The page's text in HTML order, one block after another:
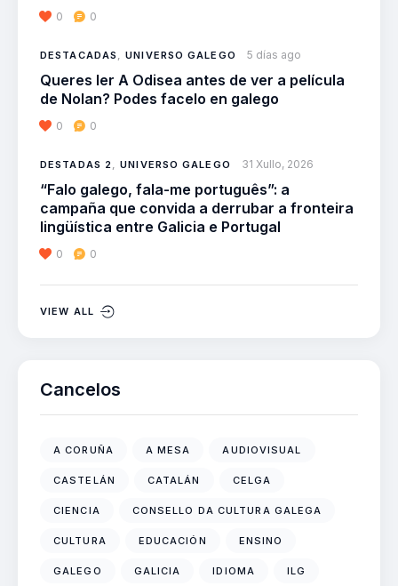
0 0
DESTACADAS ,UNIVERSO GALEGO 5 días ago
Queres ler A Odisea antes de ver a película
de Nolan? Podes facelo en galego
0 0
DESTADAS 2,UNIVERSO GALEGO 31 Xullo, 2026
“Falo galego, fala-me português”: a
campaña que convida a derrubar a fronteira
lingüística entre Galicia e Portugal
0 0
VIEW ALL
Cancelos
A CORUÑA A MESA AUDIOVISUAL
CASTELÁN CATALÁN CELGA
CIENCIA CONSELLO DA CULTURA GALEGA
CULTURA EDUCACIÓN ENSINO
GALEGO GALICIA IDIOMA ILG